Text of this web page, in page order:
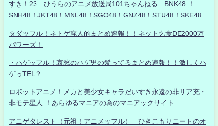
すき！23 ひうらのアニメ放送局101ちゃんねる BNK48 ！
SNH48！JKT48！MNL48！SGO48！GNZ48！STU48！SKE48
タダッフル！ネトゲ廃人的まとめ速報！！ネット乞食DE2000万
パワーズ！
・ハゲッフル！哀愁のハゲ男の髪ってるまとめ速報！！激しくハ
ゲっTEL？
ロボットアニメ！メカと美少女キャラだいすき永遠の非リア充・
非モテ星人 ！あらゆるマニアの為のマニアックサイト
アニゲタレスト（元祖！アニメッフル） ひきこもりニートのオ